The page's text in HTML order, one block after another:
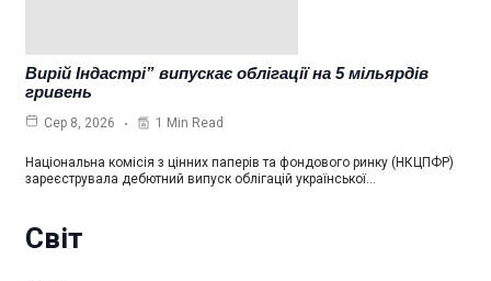
Вирій Індастрі” випускає облігації на 5 мільярдів
гривень
Сер 8, 2026 1 Min Read
Національна комісія з цінних паперів та фондового ринку (НКЦПФР)
зареєструвала дебютний випуск облігацій української…
Світ